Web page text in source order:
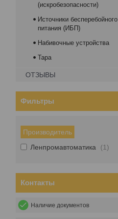
(искробезопасности)
Источники бесперебойного
питания (ИБП)
Набивочные устройства
Тара
ОТЗЫВЫ
Фильтры
Производитель
Ленпромавтоматика
1
Контакты
Наличие документов